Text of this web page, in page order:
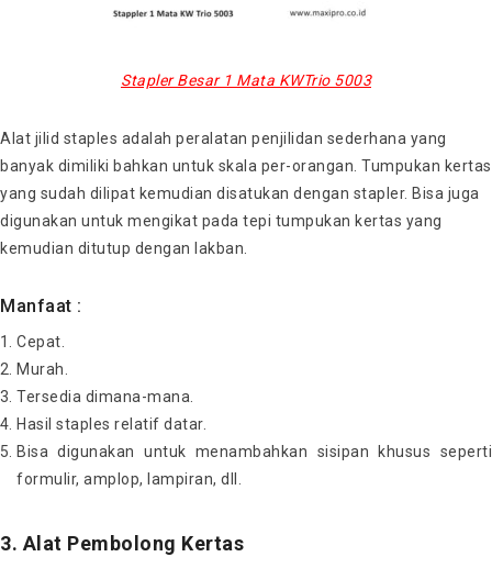
Stapler Besar 1 Mata KWTrio 5003
Alat jilid staples adalah peralatan penjilidan sederhana yang
banyak dimiliki bahkan untuk skala per-orangan. Tumpukan kertas
yang sudah dilipat kemudian disatukan dengan stapler. Bisa juga
digunakan untuk mengikat pada tepi tumpukan kertas yang
kemudian ditutup dengan lakban.
Manfaat :
Cepat.
Murah.
Tersedia dimana-mana.
Hasil staples relatif datar.
Bisa digunakan untuk menambahkan sisipan khusus seperti
formulir, amplop, lampiran, dll.
3. Alat Pembolong Kertas